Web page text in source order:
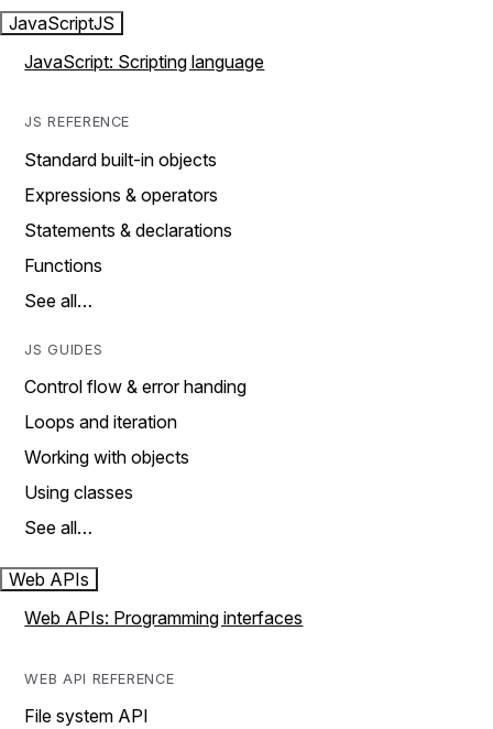
JavaScriptJS
JavaScript: Scripting language
JS REFERENCE
Standard built-in objects
Expressions & operators
Statements & declarations
Functions
See all…
JS GUIDES
Control flow & error handing
Loops and iteration
Working with objects
Using classes
See all…
Web APIs
Web APIs: Programming interfaces
WEB API REFERENCE
File system API